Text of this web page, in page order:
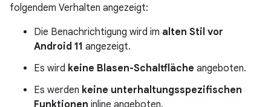
folgendem Verhalten angezeigt:
Die Benachrichtigung wird im alten Stil vor
Android 11 angezeigt.
Es wird keine Blasen-Schaltfläche angeboten.
Es werden keine unterhaltungsspezifischen
Funktionen inline angeboten.